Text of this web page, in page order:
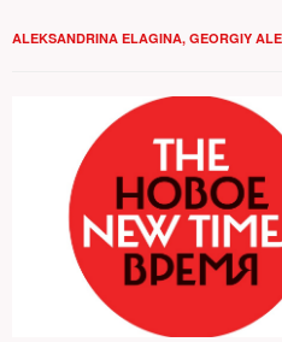
ВГТРК Евгения Попова. Путь
ALEKSANDRINA ELAGINA, GEORGIY